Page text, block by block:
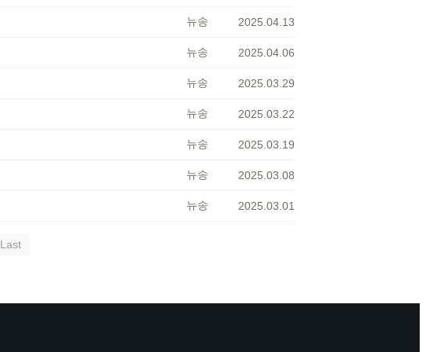
뉴송 2025.04.13
뉴송 2025.04.06
뉴송 2025.03.29
뉴송 2025.03.22
뉴송 2025.03.19
뉴송 2025.03.08
뉴송 2025.03.01
Last